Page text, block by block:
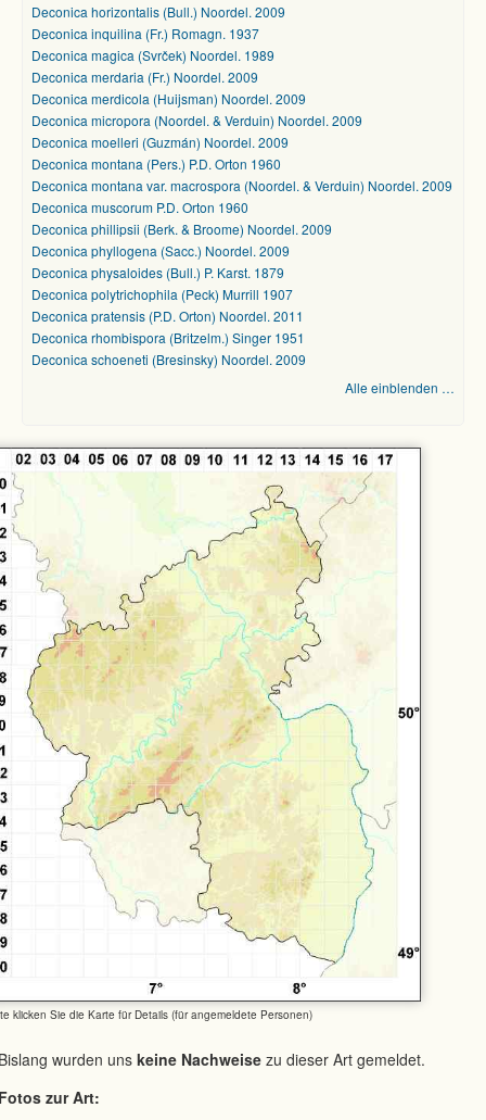
Deconica horizontalis (Bull.) Noordel. 2009
Deconica inquilina (Fr.) Romagn. 1937
Deconica magica (Svrček) Noordel. 1989
Deconica merdaria (Fr.) Noordel. 2009
Deconica merdicola (Huijsman) Noordel. 2009
Deconica micropora (Noordel. & Verduin) Noordel. 2009
Deconica moelleri (Guzmán) Noordel. 2009
Deconica montana (Pers.) P.D. Orton 1960
Deconica montana var. macrospora (Noordel. & Verduin) Noordel. 2009
Deconica muscorum P.D. Orton 1960
Deconica phillipsii (Berk. & Broome) Noordel. 2009
Deconica phyllogena (Sacc.) Noordel. 2009
Deconica physaloides (Bull.) P. Karst. 1879
Deconica polytrichophila (Peck) Murrill 1907
Deconica pratensis (P.D. Orton) Noordel. 2011
Deconica rhombispora (Britzelm.) Singer 1951
Deconica schoeneti (Bresinsky) Noordel. 2009
Alle einblenden …
klicken Sie die Karte für Details (für angemeldete Personen)
wurden uns keine Nachweise zu dieser Art gemeldet.
zur Art: